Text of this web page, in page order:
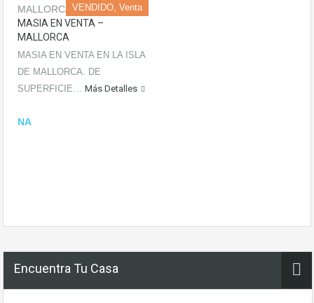
VENDIDO, Venta
MASIA EN VENTA –
MALLORCA
MASIA EN VENTA EN LA ISLA
DE MALLORCA. DE
SUPERFICIE… Más Detalles
NA
Encuentra Tu Casa